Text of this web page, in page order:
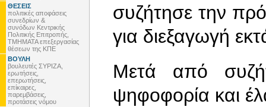
ΘΕΣΕΙΣ
πολιτικές αποφάσεις
συνεδρίων &
συνόδων Κεντρικής
Πολιτικής Επιτροπής,
ΤΜΗΜΑΤΑ επεξεργασίας
θέσεων της ΚΠΕ
ΒΟΥΛΗ
βουλευτές ΣΥΡΙΖΑ,
ερωτήσεις,
επερωτήσεις,
επίκαιρες,
παρεμβάσεις,
προτάσεις νόμου
συζήτησε την
για διεξαγωγή
Μετά από
ψηφοφορία και